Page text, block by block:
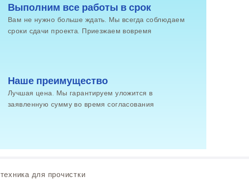
Выполним все работы в срок
Вам не нужно больше ждать. Мы всегда соблюдаем
сроки сдачи проекта. Приезжаем вовремя
Наше преимущество
Лучшая цена. Мы гарантируем уложится в
заявленную сумму во время согласования
для прочистки